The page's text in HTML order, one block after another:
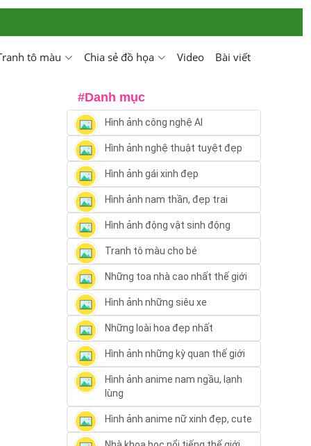
tô màu Chia sẻ đồ họa Video Bài viết
#Danh mục
Hình ảnh công nghệ AI
Hình ảnh nghệ thuật tuyệt đẹp
Hình ảnh gái xinh đẹp
Hình ảnh nam thần, đẹp trai
Hình ảnh động vật sinh động
Tranh tô màu cho bé
Những toa nhà cao nhất thế giới
Hình ảnh những siêu xe
Những loài hoa đẹp nhất
Hình ảnh những kỳ quan thế giới
Hình ảnh anime nam ngầu, lạnh
lùng
Hình ảnh anime nữ xinh đẹp, cute